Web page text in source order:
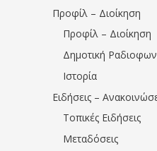
Προφίλ – Διοίκηση
Προφίλ – Διοίκηση
Δημοτική
Ιστορία
Ειδήσεις –
Τοπικές Ειδήσεις
Μεταδόσεις